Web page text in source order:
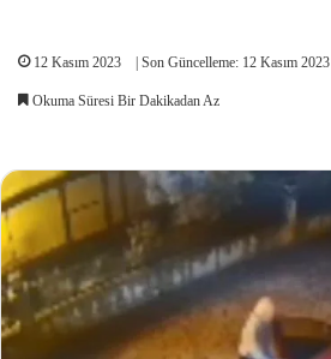
12 Kasım 2023 | Son Güncelleme: 12 Kasım 2023
Okuma Süresi Bir Dakikadan Az